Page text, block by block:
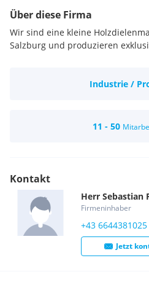
Über diese Firma
Wir sind eine kleine
Salzburg und produzieren
Industrie /
11 - 50
Kontakt
Herr Sebastian
Firmeninhaber
+43 6644381025
Jetzt